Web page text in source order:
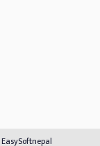
EasySoftnepal